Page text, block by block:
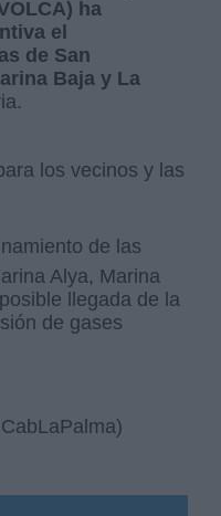
ha
el
de San
Baja y La
los vecinos y las
de las
Alya, Marina
llegada de la
de gases